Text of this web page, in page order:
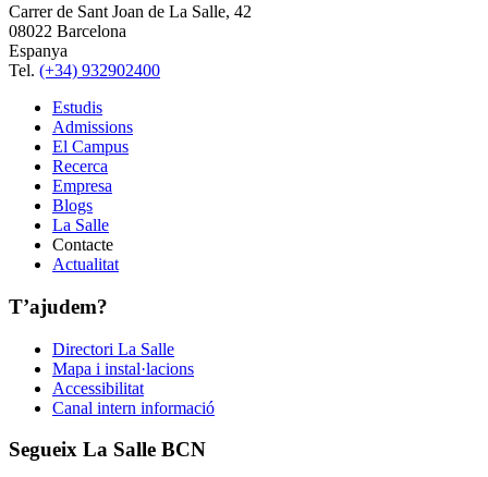
Carrer de Sant Joan de La Salle, 42
08022 Barcelona
Espanya
Tel. (+34) 932902400
Estudis
Admissions
El Campus
Recerca
Empresa
Blogs
La Salle
Contacte
Actualitat
T’ajudem?
Directori La Salle
Mapa i instal·lacions
Accessibilitat
Canal intern informació
Segueix La Salle BCN